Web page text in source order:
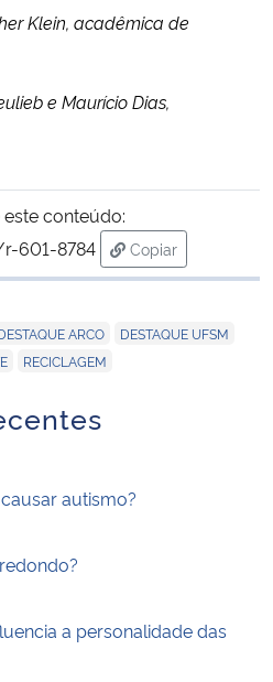
Klein, acadêmica de
e Maurício Dias,
conteúdo:
601-8784
Copiar
para área de
ARCO DESTAQUE UFSM
RECICLAGEM
autismo?
a personalidade das